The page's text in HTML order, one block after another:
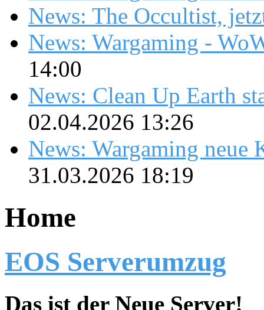
News: The Occultist,
News: Wargaming -
14:00
News: Clean Up Earth
02.04.2026 13:26
News: Wargaming neue
31.03.2026 18:19
Home
EOS Serverumzug
Das ist der Neue Server!